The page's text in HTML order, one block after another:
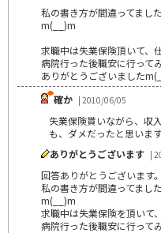
私の書き方が間違ってまし
m(__)m
求職中は失業保険頂いて、
病院行った後職安に行ってみ
ありがとうございました
確か | 2010/06/05
失業保険貰いながら、収
も、ダメだったと思いま
ありがとうございます |
回答ありがとうございます。
私の書き方が間違ってまし
m(__)m
求職中は失業保険を頂いて
病院行った後職安に行って